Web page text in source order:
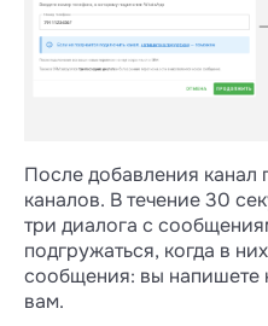
После добавления канал
каналов. В течение 30
три диалога с
подгружаться, когда в
сообщения: вы напишете
вам.